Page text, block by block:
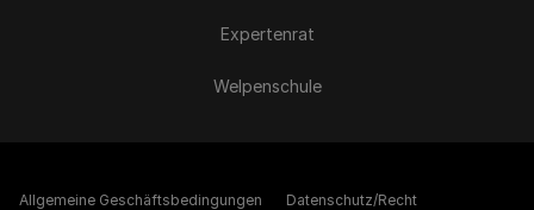
Expertenrat
Welpenschule
Allgemeine Geschäftsbedingungen Datenschutz/Recht